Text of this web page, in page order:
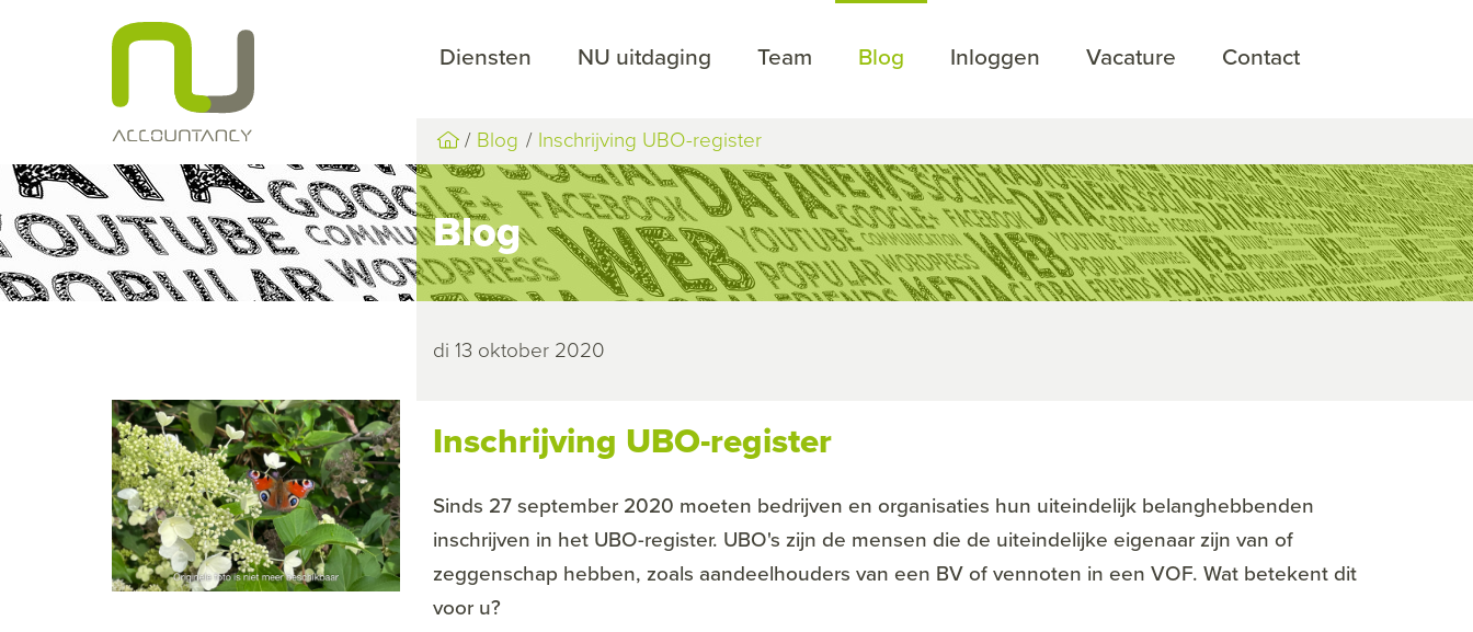
Diensten NU uitdaging Team Blog Inloggen Vacature Contact
Blog Inschrijving UBO-register
Blog
di 13 oktober 2020
Inschrijving UBO-register
Sinds 27 september 2020 moeten bedrijven en organisaties hun uiteindelijk belanghebbenden
inschrijven in het UBO-register. UBO's zijn de mensen die de uiteindelijke eigenaar zijn van of
zeggenschap hebben, zoals aandeelhouders van een BV of vennoten in een VOF. Wat betekent dit
voor u?